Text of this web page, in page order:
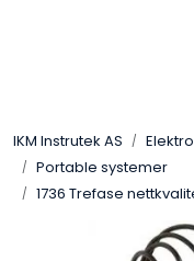
IKM Instrutek AS Elektro
Portable systemer
1736 Trefase
Elektro